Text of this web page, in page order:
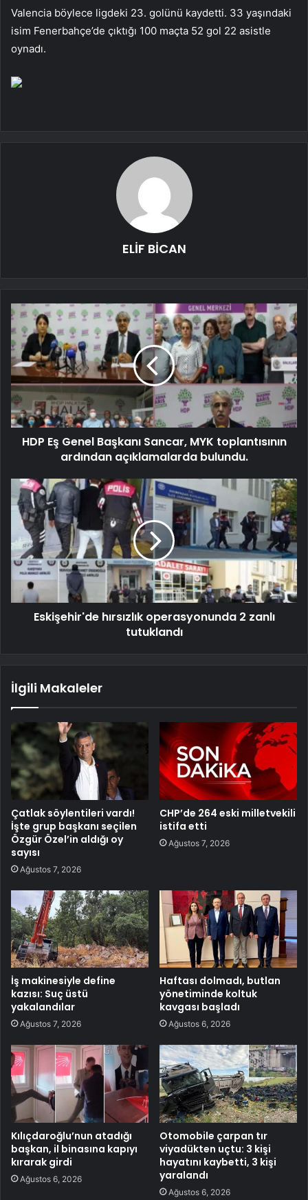
Valencia böylece ligdeki 23. golünü kaydetti. 33 yaşındaki
isim Fenerbahçe’de çıktığı 100 maçta 52 gol 22 asistle
oynadı.
ELİF BİCAN
HDP Eş Genel Başkanı Sancar, MYK toplantısının
ardından açıklamalarda bulundu.
Eskişehir'de hırsızlık operasyonunda 2 zanlı
tutuklandı
İlgili Makaleler
Çatlak söylentileri vardı!
İşte grup başkanı seçilen
Özgür Özel’in aldığı oy
sayısı
Ağustos 7, 2026
CHP’de 264 eski milletvekili
istifa etti
Ağustos 7, 2026
İş makinesiyle define
kazısı: Suç üstü
yakalandılar
Ağustos 7, 2026
Haftası dolmadı, butlan
yönetiminde koltuk
kavgası başladı
Ağustos 6, 2026
Kılıçdaroğlu’nun atadığı
başkan, il binasına kapıyı
kırarak girdi
Ağustos 6, 2026
Otomobile çarpan tır
viyadükten uçtu: 3 kişi
hayatını kaybetti, 3 kişi
yaralandı
Ağustos 6, 2026